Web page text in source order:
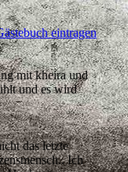
eintragen
mit kheira und
und es wird
das letzte
Ich